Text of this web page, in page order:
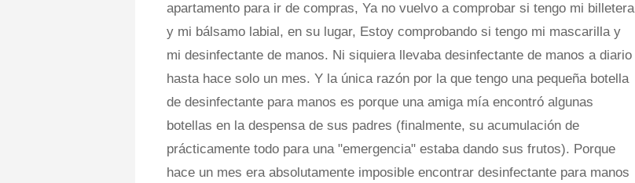
apartamento para ir de compras, Ya no vuelvo a comprobar si tengo mi billetera
y mi bálsamo labial, en su lugar, Estoy comprobando si tengo mi mascarilla y
mi desinfectante de manos. Ni siquiera llevaba desinfectante de manos a diario
hasta hace solo un mes. Y la única razón por la que tengo una pequeña botella
de desinfectante para manos es porque una amiga mía encontró algunas
botellas en la despensa de sus padres (finalmente, su acumulación de
prácticamente todo para una "emergencia" estaba dando sus frutos). Porque
hace un mes era absolutamente imposible encontrar desinfectante para manos